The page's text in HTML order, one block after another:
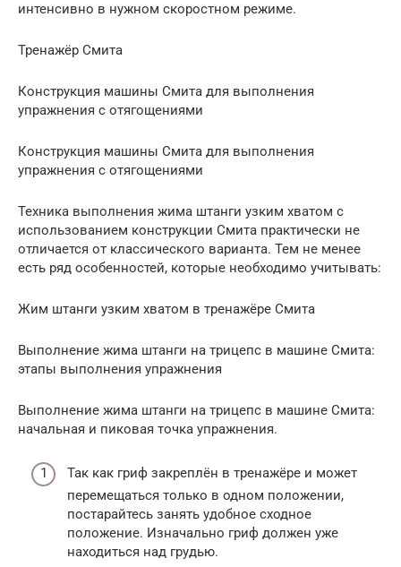
интенсивно в нужном скоростном режиме.
Тренажёр Смита
Конструкция машины Смита для выполнения
упражнения с отягощениями
Конструкция машины Смита для выполнения
упражнения с отягощениями
Техника выполнения жима штанги узким хватом с
использованием конструкции Смита практически не
отличается от классического варианта. Тем не менее
есть ряд особенностей, которые необходимо учитывать:
Жим штанги узким хватом в тренажёре Смита
Выполнение жима штанги на трицепс в машине Смита:
этапы выполнения упражнения
Выполнение жима штанги на трицепс в машине Смита:
начальная и пиковая точка упражнения.
Так как гриф закреплён в тренажёре и может
перемещаться только в одном положении,
постарайтесь занять удобное сходное
положение. Изначально гриф должен уже
находиться над грудью.